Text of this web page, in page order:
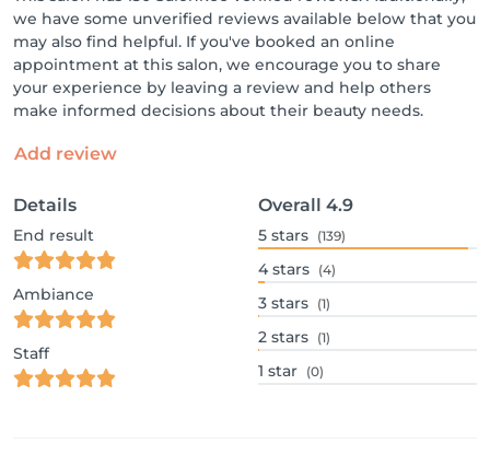
we have some unverified reviews available below that you
may also find helpful. If you've booked an online
appointment at this salon, we encourage you to share
your experience by leaving a review and help others
make informed decisions about their beauty needs.
Add review
Details
End result
Ambiance
Staff
Overall 4.9
5 stars (139)
4 stars (4)
3 stars (1)
2 stars (1)
1 star (0)